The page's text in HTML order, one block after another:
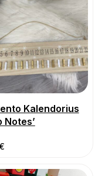
Kalendorius
Notes’